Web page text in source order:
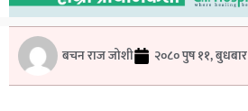
बचन राज जोशी २०८० पुष ११,